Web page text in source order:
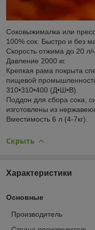
Соковыжималка или
100% сок. Быстро и без
Скорость отжима до 20 л/
Давление 2000 кг.
Крепкая рама покрыта
пищевой
310•310•400 (Д•Ш•В).
Поддон для сбора сока,
изготовлены из
Вместимость 6 л (4-7кг).
Скрыть
Характеристики
Основные
Производитель